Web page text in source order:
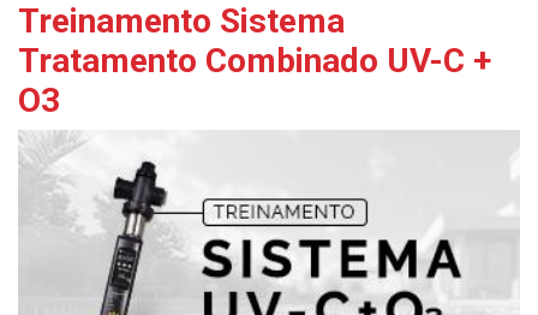
Treinamento Sistema
Tratamento Combinado UV-C +
O3